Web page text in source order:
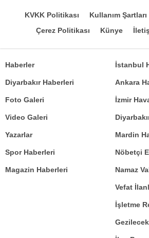
KVKK Politikası Kullanım Şartları
Çerez Politikası
Künye
Haberler
Diyarbakır Haberleri
Foto Galeri
Video Galeri
Yazarlar
İstanbul
Ankara
İzmir
Mardin
Spor Haberleri
Magazin Haberleri
Nöbetçi
Namaz
Vefat
İşletme